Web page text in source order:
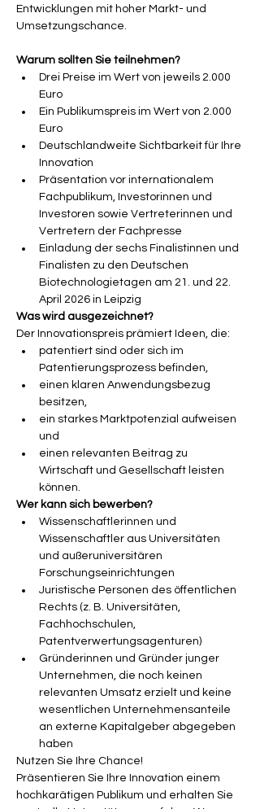
Entwicklungen mit hoher Markt- und
Umsetzungschance.
Warum sollten Sie teilnehmen?
Drei Preise im Wert von jeweils 2.000
Euro
Ein Publikumspreis im Wert von 2.000
Euro
Deutschlandweite Sichtbarkeit für Ihre
Innovation
Präsentation vor internationalem
Fachpublikum, Investorinnen und
Investoren sowie Vertreterinnen und
Vertretern der Fachpresse
Einladung der sechs Finalistinnen und
Finalisten zu den Deutschen
Biotechnologietagen am 21. und 22.
April 2026 in Leipzig
Was wird ausgezeichnet?
Der Innovationspreis prämiert Ideen, die:
patentiert sind oder sich im
Patentierungsprozess befinden,
einen klaren Anwendungsbezug
besitzen,
ein starkes Marktpotenzial aufweisen
und
einen relevanten Beitrag zu
Wirtschaft und Gesellschaft leisten
können.
Wer kann sich bewerben?
Wissenschaftlerinnen und
Wissenschaftler aus Universitäten
und außeruniversitären
Forschungseinrichtungen
Juristische Personen des öffentlichen
Rechts (z. B. Universitäten,
Fachhochschulen,
Patentverwertungsagenturen)
Gründerinnen und Gründer junger
Unternehmen, die noch keinen
relevanten Umsatz erzielt und keine
wesentlichen Unternehmensanteile
an externe Kapitalgeber abgegeben
haben
Nutzen Sie Ihre Chance!
Präsentieren Sie Ihre Innovation einem
hochkarätigen Publikum und erhalten Sie